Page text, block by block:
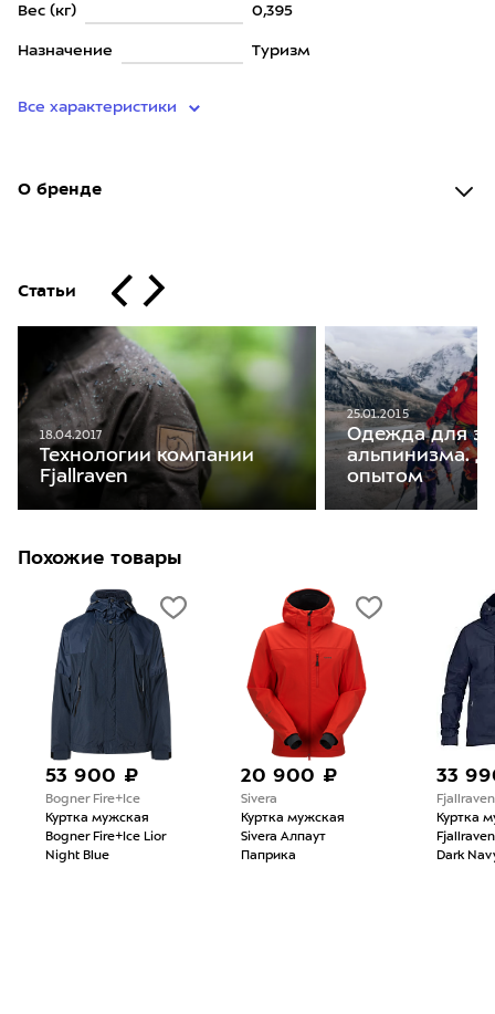
Вес (кг) 0,395
Назначение Туризм
Все характеристики
О бренде
Статьи
18.04.2017
Технологии компании
Fjallraven
25.01.2015
Одежда для
альпинизма.
опытом
Похожие товары
53 900 ₽
Bogner Fire+Ice
Куртка мужская
Bogner Fire+Ice Lior
Night Blue
20 900 ₽
Sivera
Куртка мужская
Sivera Алпаут
Паприка
33
Fjallraven
Куртка
Dark